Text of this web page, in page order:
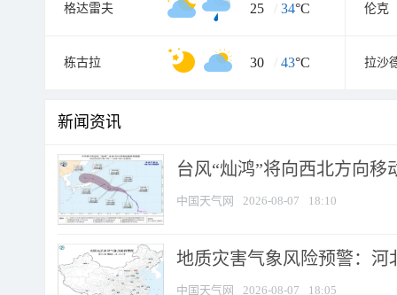
格达雷夫 25 / 34°C 伦克
栋古拉 30 / 43°C 拉沙
新闻资讯
台风“灿鸿”将向西北方向移
中国天气网 2026-08-07 18:10
地质灾害气象风险预警：河
中国天气网 2026-08-07 18:05